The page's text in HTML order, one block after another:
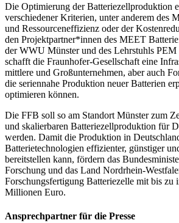
Die Optimierung der Batteriezellproduktion
verschiedener Kriterien, unter anderem des
und Ressourceneffizienz oder der
den Projektpartner*innen des MEET
der WWU Münster und des Lehrstuhls
schafft die Fraunhofer-Gesellschaft eine
mittlere und Großunternehmen, aber auch
die seriennahe Produktion neuer Batterien
optimieren können.
Die FFB soll so am Standort Münster zum
und skalierbaren Batteriezellproduktion für
werden. Damit die Produktion in
Batterietechnologien effizienter, günstiger
bereitstellen kann, fördern das
Forschung und das Land Nordrhein-
Forschungsfertigung Batteriezelle mit bis zu
Millionen Euro.
Ansprechpartner für die Presse